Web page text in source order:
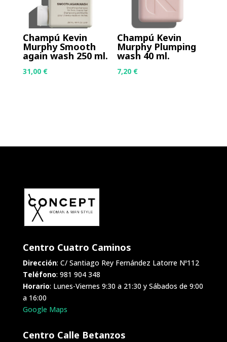
Champú Kevin
Murphy Smooth
again wash 250 ml.
31,00 €
Champú Kevin
Murphy Plumping
wash 40 ml.
7,20 €
Centro Cuatro Caminos
Dirección: C/ Santiago Rey Fernández Latorre Nº112
Teléfono: 981 904 348
Horario: Lunes-Viernes 9:30 a 21:30 y Sábados de 9:00
a 16:00
Google Maps
Centro Calle Betanzos